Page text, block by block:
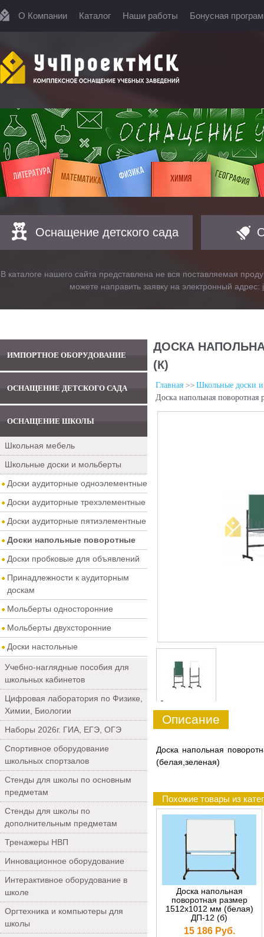
О Компании Каталог Наши работы Бонусная
Оснащение детского сада
В каталоге нашего сайта представлена не вся поставляемая
можете направить заявку на электронный адрес:
ИМПОРТНОЕ ОБОРУДОВАНИЕ
ОСНАЩЕНИЕ ДЕТСКОГО САДА
ОСНАЩЕНИЕ ШКОЛЫ
Школьная мебель
Школьные доски и мольберты
Доски аудиторные одноэлементные
Доски аудиторные трехэлементные
Доски аудиторные пятиэлементные
Доски напольные поворотные
Доски пробковые для объявлений
Принадлежности к аудиторным
доскам
Мольберты односторонние
Мольберты двухсторонние
Доски настольные
Учебно-наглядные пособия для
школьных кабинетов
Цифровая лаборатория по Физике,
Химии, Биологии
Наборы 2026г. ГИА, ЕГЭ, ОГЭ
Спортивное оборудование
школьных спортзалов
Стенды для школы по основным
предметам
Стенды для школы по
дополнительным предметам
Тренажеры НВП
Инновационное оборудование
Интерактивное оборудование в
школе
Оргтехника и компьютеры для
школы
ДОСКА
(К)
Главная
Школьные доски
Доска напольная
0
Описание
Доска напольная
(белая,зеленая)
Похожие товары из
Доска напольная
поворотная размер
1512х1012 мм (белая)
ДП-12 (б)
15 186 Руб.